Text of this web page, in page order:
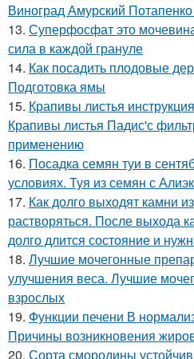
Виноград Амурский
13. Суперфосфат это
сила в каждой грануле
14. Как посадить плодовые
Подготовка ямы
15. Крапивы листья
Крапивы листья Падис'с
применению
16. Посадка семян туи в
условиях. Туя из семян с
17. Как долго выходят камни
растворяться. После выхода
долго длится состояние и
18. Лучшие мочегонные
улучшения веса. Лучшие
взрослых
19. Функции печени В
Причины возникновения
20. Сорта смородины